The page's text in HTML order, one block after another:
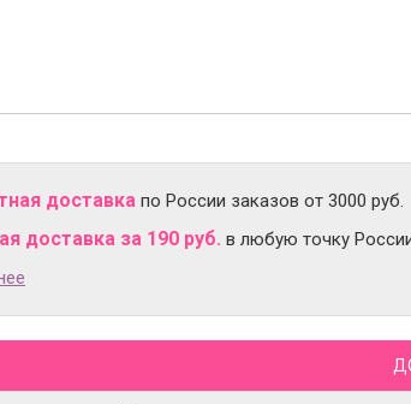
доставка по России заказов от 3000 руб.
доставка за 190 руб. в любую точку